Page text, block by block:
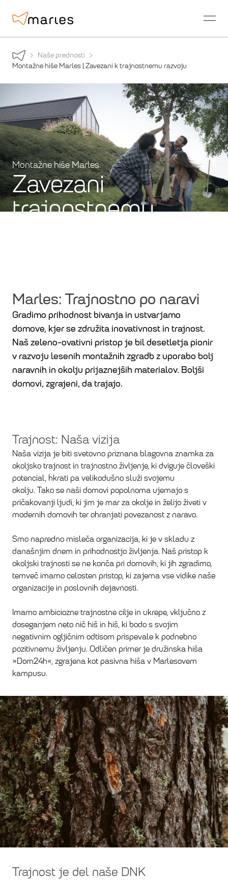
Naše prednosti
Montažne hiše Marles | Zavezani k trajnostnemu razvoju
Montažne hiše Marles
Zavezani
trajnostnemu
Marles: Trajnostno po naravi
Gradimo prihodnost bivanja in ustvarjamo
domove, kjer se združita inovativnost in trajnost.
Naš zeleno-ovativni pristop je bil desetletja pionir
v razvoju lesenih montažnih zgradb z uporabo bolj
naravnih in okolju prijaznejših materialov. Boljši
domovi, zgrajeni, da trajajo.
Trajnost: Naša vizija
Naša vizija je biti svetovno priznana blagovna znamka za
okoljsko trajnost in trajnostno življenje, ki dviguje človeški
potencial, hkrati pa velikodušno služi svojemu
okolju. Tako se naši domovi popolnoma ujemajo s
pričakovanji ljudi, ki jim je mar za okolje in želijo živeti v
modernih domovih ter ohranjati povezanost z naravo.
Smo napredno misleča organizacija, ki je v skladu z
današnjim dnem in prihodnostjo življenja. Naš pristop k
okoljski trajnosti se ne konča pri domovih, ki jih zgradimo,
temveč imamo celosten pristop, ki zajema vse vidike naše
organizacije in poslovnih dejavnosti.
Imamo ambiciozne trajnostne cilje in ukrepe, vključno z
doseganjem neto nič hiš in hiš, ki bodo s svojim
negativnim ogljičnim odtisom prispevale k podnebno
pozitivnemu življenju. Odličen primer je družinska hiša
»Dom24h«, zgrajena kot pasivna hiša v Marlesovem
kampusu.
Trajnost je del naše DNK